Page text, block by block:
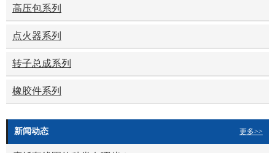
高压包系列
点火器系列
转子总成系列
橡胶件系列
更多>>
新闻动态